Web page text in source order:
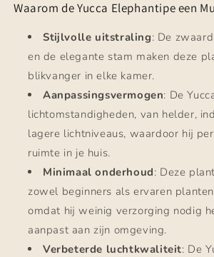
Waarom de Yucca Elephantipe een
Stijlvolle uitstraling: De
en de elegante stam maken deze
blikvanger in elke kamer.
Aanpassingsvermogen: De
lichtomstandigheden, van helder,
lagere lichtniveaus, waardoor hij
ruimte in je huis.
Minimaal onderhoud: Deze
zowel beginners als ervaren
omdat hij weinig verzorging nodig
aanpast aan zijn omgeving.
Verbeterde luchtkwaliteit: De